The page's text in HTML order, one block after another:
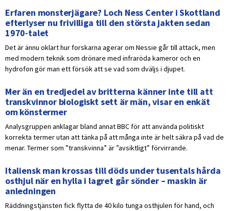
Erfaren monsterjägare? Loch Ness Center i Skottland
efterlyser nu frivilliga till den största jakten sedan
1970-talet
Det är ännu oklart hur forskarna agerar om Nessie går till attack, men
med modern teknik som drönare med infraröda kameror och en
hydrofon gör man ett försök att se vad som dväljs i djupet.
Mer än en tredjedel av britterna känner inte till att
transkvinnor biologiskt sett är män, visar en enkät
om könstermer
Analysgruppen anklagar bland annat BBC för att använda politiskt
korrekta termer utan att tänka på att många inte är helt säkra på vad de
menar. Termer som ”transkvinna” är ”avsiktligt” förvirrande.
Italiensk man krossas till döds under tusentals hårda
osthjul när en hylla i lagret går sönder – maskin är
anledningen
Räddningstjänsten fick flytta de 40 kilo tunga osthjulen för hand, och